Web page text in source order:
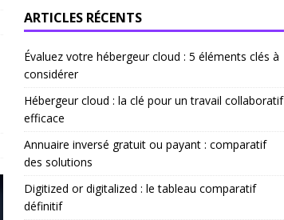
ARTICLES RÉCENTS
Évaluez votre hébergeur cloud : 5 éléments clés à
considérer
Hébergeur cloud : la clé pour un travail collaboratif
efficace
Annuaire inversé gratuit ou payant : comparatif
des solutions
Digitized or digitalized : le tableau comparatif
définitif